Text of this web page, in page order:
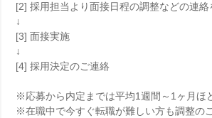
[2] 採用担当より面接日程の調整などの連
↓
[3] 面接実施
↓
[4] 採用決定のご連絡
※応募から内定までは平均1週間～1ヶ月ほ
※在職中で今すぐ転職が難しい方も調整の